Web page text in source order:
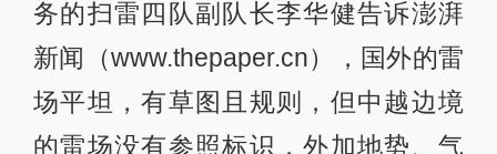
务的扫雷四队副队长李华健告诉澎湃
新闻（www.thepaper.cn），国外的雷
场平坦，有草图且规则，但中越边境
的雷场没有参照标识，外加地势、气